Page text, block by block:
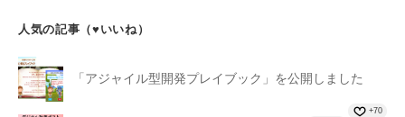
人気の記事（♥いいね）
「アジャイル型開発プレイブック」を公開しました
+70